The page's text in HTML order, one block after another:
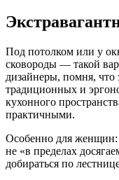
Под потолком или у
сковороды — такой
дизайнеры, помня, что
традиционных и
кухонного
практичными.
Особенно для женщин:
не «в пределах
добираться по